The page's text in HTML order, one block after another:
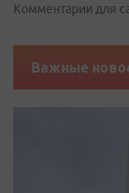
Комментарии для
Важные